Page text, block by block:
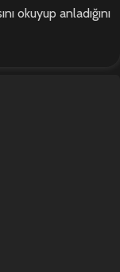
okuyup anladığını